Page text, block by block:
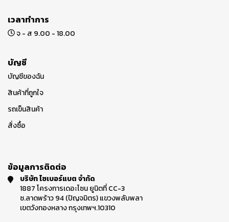
เวลาทำการ
จ - ส 9.00 - 18.00
บัญชี
บัญชีของฉัน
สินค้าที่ถูกใจ
รถเข็นสินค้า
สั่งซื้อ
ข้อมูลการติดต่อ
บริษัท ไซเบอร์แบต จำกัด
1887 โครงการเดอะโซน ยูนิตที่ CC-3
ซ.ลาดพร้าว 94 (ปัญจมิตร) แขวงพลับพลา
เขตวังทองหลาง กรุงเทพฯ.10310